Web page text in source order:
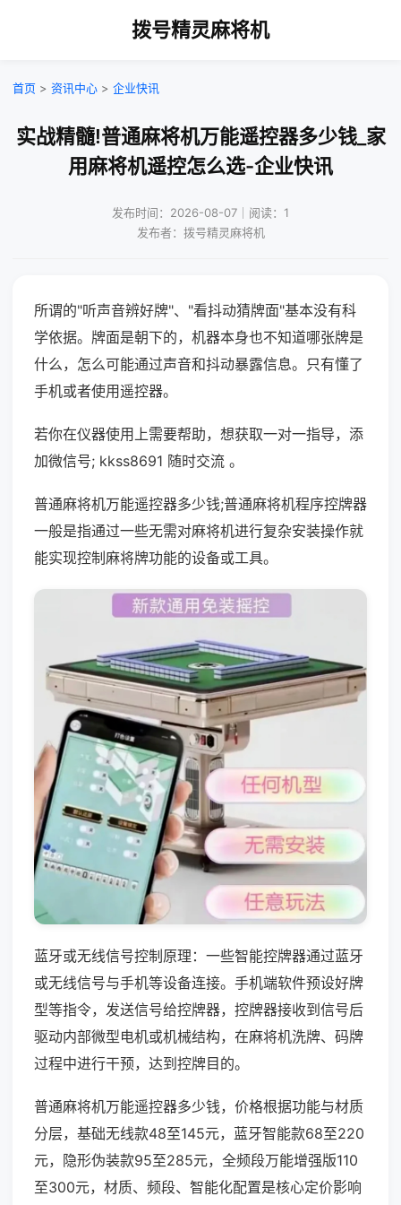
拨号精灵麻将机
首页 > 资讯中心 > 企业快讯
实战精髓!普通麻将机万能遥控器多少钱_家
用麻将机遥控怎么选-企业快讯
发布时间：2026-08-07｜阅读：1
发布者：拨号精灵麻将机
所谓的"听声音辨好牌"、"看抖动猜牌面"基本没有科
学依据。牌面是朝下的，机器本身也不知道哪张牌是
什么，怎么可能通过声音和抖动暴露信息。只有懂了
手机或者使用遥控器。
若你在仪器使用上需要帮助，想获取一对一指导，添
加微信号; kkss8691 随时交流 。
普通麻将机万能遥控器多少钱;普通麻将机程序控牌器
一般是指通过一些无需对麻将机进行复杂安装操作就
能实现控制麻将牌功能的设备或工具。
蓝牙或无线信号控制原理：一些智能控牌器通过蓝牙
或无线信号与手机等设备连接。手机端软件预设好牌
型等指令，发送信号给控牌器，控牌器接收到信号后
驱动内部微型电机或机械结构，在麻将机洗牌、码牌
过程中进行干预，达到控牌目的。
普通麻将机万能遥控器多少钱，价格根据功能与材质
分层，基础无线款48至145元，蓝牙智能款68至220
元，隐形伪装款95至285元，全频段万能增强版110
至300元，材质、频段、智能化配置是核心定价影响